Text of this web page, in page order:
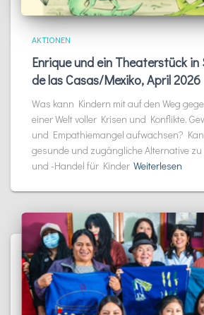
AKTIONEN
Enrique und ein Theaterstück
de las Casas/Mexiko, April 2026
Was kann Kindern mit auf den Weg
einer Welt voller Krisen und Konflikte,
und Empathiemangel aufwachsen?
gesunde und zugängliche Alternative
und -Handel für Kinder Weiterlesen